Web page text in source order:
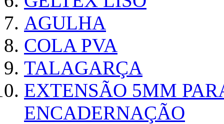
AGULHA
COLA PVA
TALAGARÇA
EXTENSÃO 5MM
ENCADERNAÇÃO